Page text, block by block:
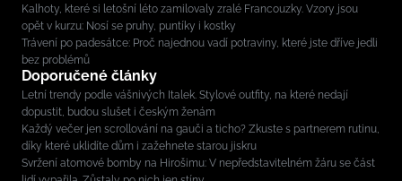
Kalhoty, které si letošní léto zamilovaly zralé Francouzky. Vzory jsou
opět v kurzu: Nosí se pruhy, puntíky i kostky
Trávení po padesátce: Proč najednou vadí potraviny, které jste dříve jedli
bez problémů
Doporučené články
Letní trendy podle vášnivých Italek. Stylové outfity, na které nedají
dopustit, budou slušet i českým ženám
Každý večer jen scrollování na gauči a ticho? Zkuste s partnerem rutinu,
díky které uklidíte dům i zažehnete starou jiskru
Svržení atomové bomby na Hirošimu: V nepředstavitelném žáru se část